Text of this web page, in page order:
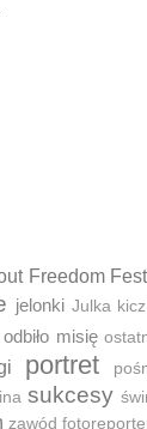
Freedom
jelonki Julka
odbiło misię
portret
sukcesy
zawód